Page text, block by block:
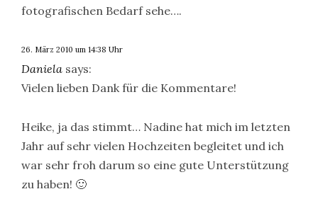
fotografischen Bedarf sehe….
26. März 2010 um 14:38 Uhr
Daniela says:
Vielen lieben Dank für die Kommentare!
Heike, ja das stimmt… Nadine hat mich im letzten
Jahr auf sehr vielen Hochzeiten begleitet und ich
war sehr froh darum so eine gute Unterstützung
zu haben! 🙂